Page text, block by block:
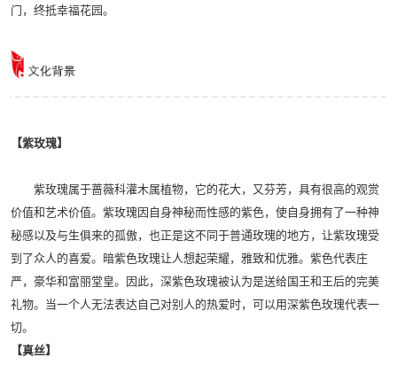
门，终抵幸福花园。
【紫玫瑰】
紫玫瑰属于蔷薇科灌木属植物，它的花大，又芬芳，具有很高的观赏
价值和艺术价值。紫玫瑰因自身神秘而性感的紫色，使自身拥有了一种神
秘感以及与生俱来的孤傲，也正是这不同于普通玫瑰的地方，让紫玫瑰受
到了众人的喜爱。暗紫色玫瑰让人想起荣耀，雅致和优雅。紫色代表庄
严，豪华和富丽堂皇。因此，深紫色玫瑰被认为是送给国王和王后的完美
礼物。当一个人无法表达自己对别人的热爱时，可以用深紫色玫瑰代表一
切。
【真丝】